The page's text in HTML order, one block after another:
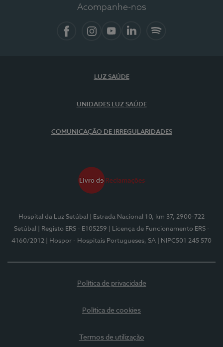
Acompanhe-nos
LUZ SAÚDE
UNIDADES LUZ SAÚDE
COMUNICAÇÃO DE IRREGULARIDADES
Hospital da Luz Setúbal
| Estrada Nacional 10, km 37, 2900-722
Setúbal
| Registo ERS - E105259
| Licença de Funcionamento ERS -
4160/2012
| Hospor - Hospitais Portugueses, SA | NIPC501 245 570
Política de privacidade
Política de cookies
Termos de utilização